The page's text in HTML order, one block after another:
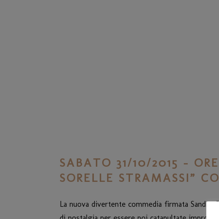
SABATO 31/10/2015 –
SORELLE STRAMASSI”
La nuova divertente commedia firmata